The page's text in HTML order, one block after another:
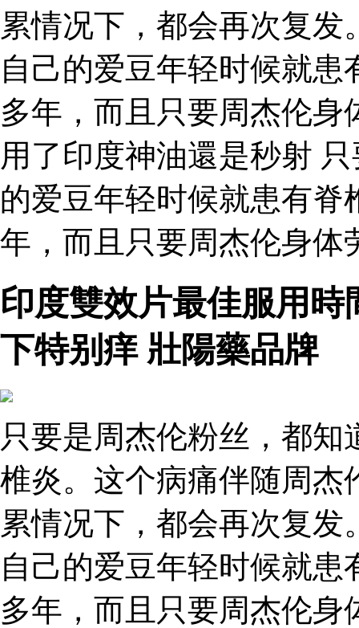
累情况下，都会再次复
自己的爱豆年轻时候就
多年，而且只要周杰伦
用了印度神油還是秒射
的爱豆年轻时候就患有
年，而且只要周杰伦身体
印度雙效片最佳服用
下特别痒 壯陽藥品牌
只要是周杰伦粉丝，都
椎炎。这个病痛伴随周杰
累情况下，都会再次复
自己的爱豆年轻时候就
多年，而且只要周杰伦